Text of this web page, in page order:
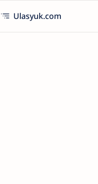
Ulasyuk.com